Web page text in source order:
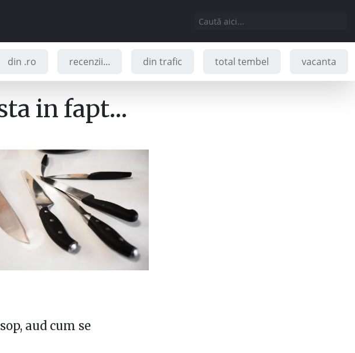
din .ro recenzii... din trafic total tembel vacanta
in fapt…
aud cum se